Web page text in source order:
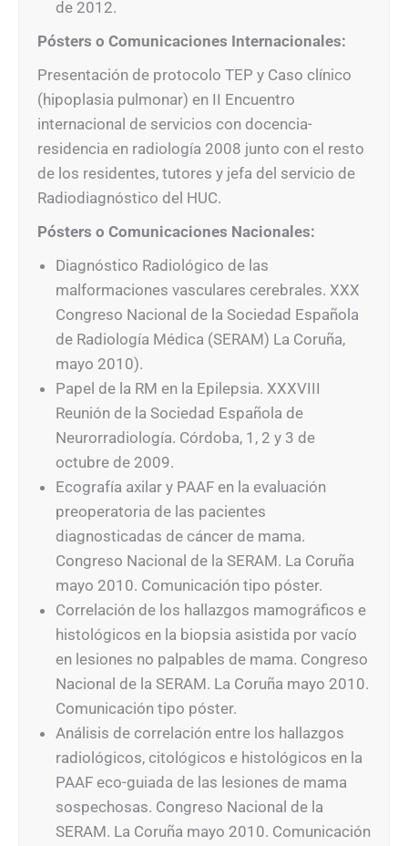
de 2012.
Pósters o Comunicaciones Internacionales:
Presentación de protocolo TEP y Caso clínico
(hipoplasia pulmonar) en II Encuentro
internacional de servicios con docencia-
residencia en radiología 2008 junto con el resto
de los residentes, tutores y jefa del servicio de
Radiodiagnóstico del HUC.
Pósters o Comunicaciones Nacionales:
Diagnóstico Radiológico de las
malformaciones vasculares cerebrales. XXX
Congreso Nacional de la Sociedad Española
de Radiología Médica (SERAM) La Coruña,
mayo 2010).
Papel de la RM en la Epilepsia. XXXVIII
Reunión de la Sociedad Española de
Neurorradiología. Córdoba, 1, 2 y 3 de
octubre de 2009.
Ecografía axilar y PAAF en la evaluación
preoperatoria de las pacientes
diagnosticadas de cáncer de mama.
Congreso Nacional de la SERAM. La Coruña
mayo 2010. Comunicación tipo póster.
Correlación de los hallazgos mamográficos e
histológicos en la biopsia asistida por vacío
en lesiones no palpables de mama. Congreso
Nacional de la SERAM. La Coruña mayo 2010.
Comunicación tipo póster.
Análisis de correlación entre los hallazgos
radiológicos, citológicos e histológicos en la
PAAF eco-guiada de las lesiones de mama
sospechosas. Congreso Nacional de la
SERAM. La Coruña mayo 2010. Comunicación